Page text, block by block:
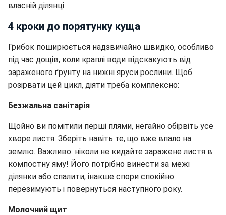
власній ділянці.
4 кроки до порятунку куща
Грибок поширюється надзвичайно швидко, особливо
під час дощів, коли краплі води відскакують від
зараженого ґрунту на нижні яруси рослини. Щоб
розірвати цей цикл, діяти треба комплексно:
Безжальна санітарія
Щойно ви помітили перші плями, негайно обірвіть усе
хворе листя. Зберіть навіть те, що вже впало на
землю. Важливо: ніколи не кидайте заражене листя в
компостну яму! Його потрібно винести за межі
ділянки або спалити, інакше спори спокійно
перезимують і повернуться наступного року.
Молочний щит